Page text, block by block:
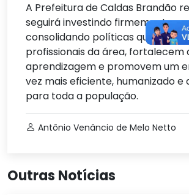
A Prefeitura de Caldas Brandão
seguirá investindo firmemente
consolidando políticas que
profissionais da área, fortalecem
aprendizagem e promovem um
vez mais eficiente, humanizado e
para toda a população.
Antônio Venâncio de Melo Netto
Outras Notícias